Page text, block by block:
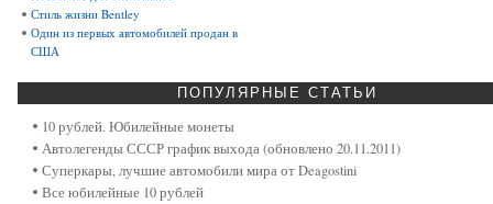
Стиль жизни Bentley
Один из первых автомобилей продан в
США
ПОПУЛЯРНЫЕ СТАТЬИ
10 рублей. Юбилейные монеты
Автолегенды СССР график выхода (обновлено 20.11.2011)
Суперкары, лучшие автомобили мира от Deagostini
Все юбилейные 10 рублей